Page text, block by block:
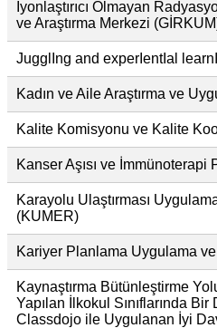
İyonlaştırıcı Olmayan
ve Araştırma Merkezi
JugglIng and experIentIal
Kadın ve Aile Araştırma ve
Kalite Komisyonu ve Kalite
Kanser Aşısı ve İmmünoterapi
Karayolu Ulaştırması
(KUMER)
Kariyer Planlama Uygulama ve
Kaynaştırma Bütünleştirme
Yapılan İlkokul Sınıflarında
Classdojo ile Uygulanan İyi